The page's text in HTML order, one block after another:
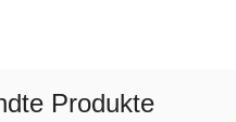
Produkte